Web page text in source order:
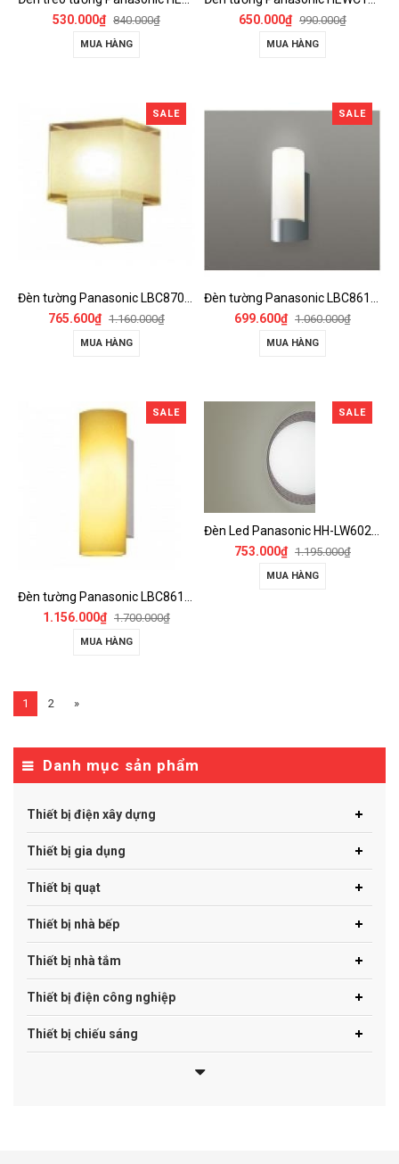
530.000₫ 840.000₫
MUA HÀNG
650.000₫ 990.000₫
MUA HÀNG
SALE
765.600₫ 1.160.000₫
MUA HÀNG
SALE
699.600₫ 1.060.000₫
MUA HÀNG
SALE
1.156.000₫ 1.700.000₫
MUA HÀNG
SALE
753.000₫ 1.195.000₫
MUA HÀNG
1 2 »
Danh mục sản phẩm
Thiết bị điện xây dựng
Thiết bị gia dụng
Thiết bị quạt
Thiết bị nhà bếp
Thiết bị nhà tắm
Thiết bị điện công nghiệp
Thiết bị chiếu sáng